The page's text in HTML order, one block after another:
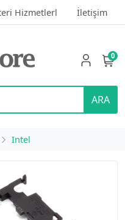
Hizmetlerl İletişim
ARA
0
Intel